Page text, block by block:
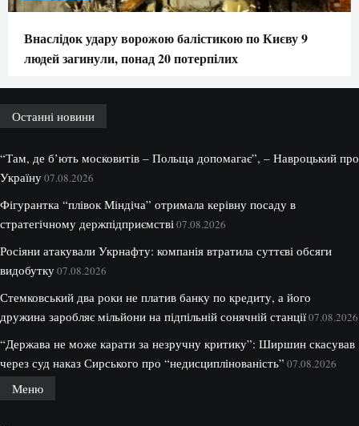
Внаслідок удару ворожою балістикою по Києву 9
людей загинули, понад 20 потерпілих
Останні новини
“Там, де б’ють московитів – Польща допомагає”, – Навроцький про
Україну07.08.2026
Фігурантка “плівок Міндіча” отримала керівну посаду в
стратегічному держпідприємстві 07.08.2026
Росіяни атакували Укрнафту: компанія втратила суттєві обсяги
видобутку07.08.2026
Стемковський два роки не платив банку по кредиту, а його
дружина заробляє мільйони на підпільній сонячній станції07.08.2026
“Держава не може карати за незручну критику”: Ширшин скасував
через суд наказ Сирського про “недисциплінованість” 07.08.2026
Меню